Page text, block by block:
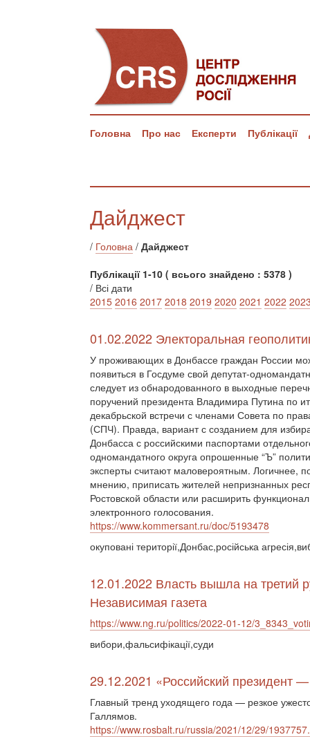
Головна Про нас Експерти Публікації
Дайджест
/ Головна / Дайджест
Публікації 1-10 ( всього знайдено : 5378 )
/ Всі дати
2015 2016 2017 2018 2019 2020 2021 2022
01.02.2022 Электоральная
У проживающих в Донбассе граждан России
появиться в Госдуме свой депутат-
следует из обнародованного в выходные
поручений президента Владимира Путина по
декабрьской встречи с членами Совета по
(СПЧ). Правда, вариант с созданием для
Донбасса с российскими паспортами
одномандатного округа опрошенные “Ъ”
эксперты считают маловероятным. Логичнее,
мнению, приписать жителей непризнанных
Ростовской области или расширить функционал
электронного голосования.
https://www.kommersant.ru/doc/5193478
окуповані території,Донбас,російська
12.01.2022 Власть вышла на третий
Независимая газета
https://www.ng.ru/politics/2022-01-12/
вибори,фальсифікації,суди
29.12.2021 «Российский президент
Главный тренд уходящего года — резкое
Галлямов.
https://www.rosbalt.ru/russia/2021/12/29/